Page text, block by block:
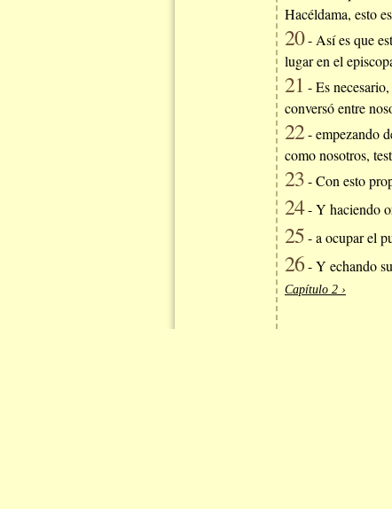
Hacéldama, esto
20- Así es que
lugar en el
21 - Es
conversó entre
22- empezando
como nosotros,
23- Con esto
24- Y haciendo
25- a ocupar el
26- Y echando
Capítulo 2 ›